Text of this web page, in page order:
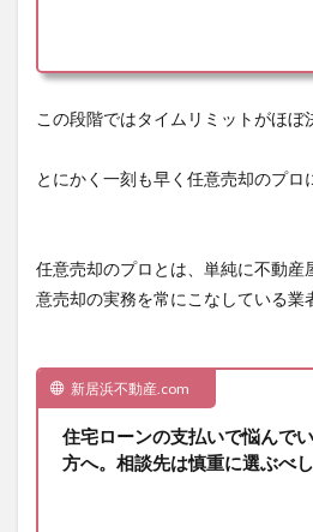
この段階ではタイムリミットがほぼ
とにかく一刻も早く 任意売却のプロ
任意売却のプロとは、単純に不動産
意売却の実務を常にこなしている業
新居浜不動産.com
住宅ローンの支払いで悩んで
方へ。相談先は慎重に選ぶべし